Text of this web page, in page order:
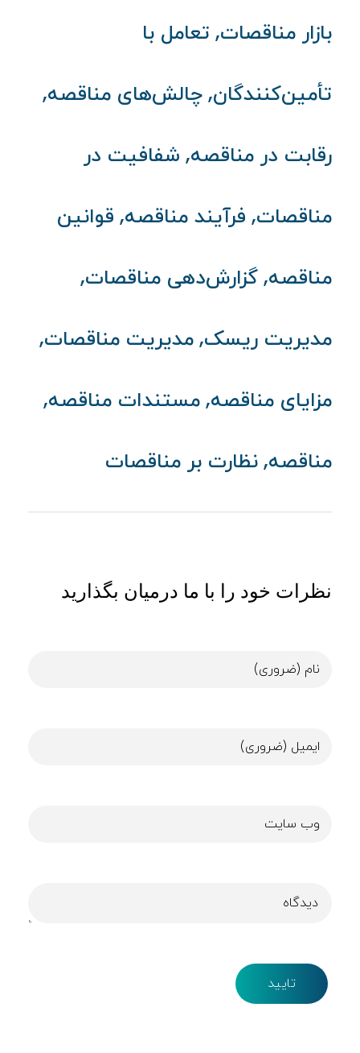
بازار مناقصات, تعامل با
تأمین‌کنندگان, چالش‌های مناقصه,
رقابت در مناقصه, شفافیت در
مناقصات, فرآیند مناقصه, قوانین
مناقصه, گزارش‌دهی مناقصات,
مدیریت ریسک, مدیریت مناقصات,
مزایای مناقصه, مستندات مناقصه,
مناقصه, نظارت بر مناقصات
نظرات خود را با ما درمیان بگذارید